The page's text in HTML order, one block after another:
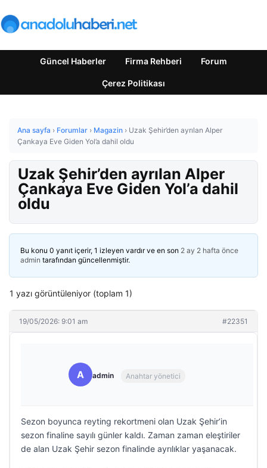
Güncel Haberler Firma Rehberi Forum
Çerez Politikası
Ana sayfa › Forumlar › Magazin › Uzak Şehir’den ayrılan Alper
Çankaya Eve Giden Yol’a dahil oldu
Uzak Şehir’den ayrılan Alper
Çankaya Eve Giden Yol’a dahil
oldu
Bu konu 0 yanıt içerir, 1 izleyen vardır ve en son 2 ay 2 hafta önce
admin tarafından güncellenmiştir.
1 yazı görüntüleniyor (toplam 1)
19/05/2026: 9:01 am #22351
A admin Anahtar yönetici
Sezon boyunca reyting rekortmeni olan Uzak Şehir’in
sezon finaline sayılı günler kaldı. Zaman zaman eleştiriler
de alan Uzak Şehir sezon finalinde ayrılıklar yaşanacak.